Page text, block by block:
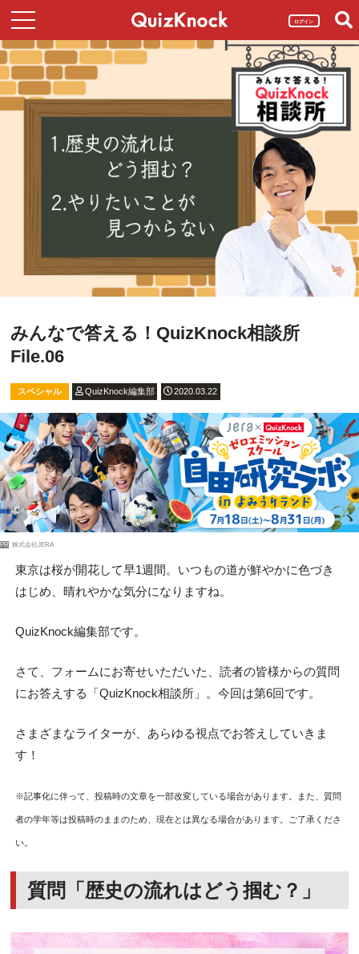
ログイン
みんなで答える！QuizKnock相談所
File.06
スペシャル QuizKnock編集部 2020.03.22
PR 株式会社JERA
東京は桜が開花して早1週間。いつもの道が鮮やかに色づき
はじめ、晴れやかな気分になりますね。
QuizKnock編集部です。
さて、フォームにお寄せいただいた、読者の皆様からの質問
にお答えする「QuizKnock相談所」。今回は第6回です。
さまざまなライターが、あらゆる視点でお答えしていきま
す！
※記事化に伴って、投稿時の文章を一部改変している場合があります。また、質問
者の学年等は投稿時のままのため、現在とは異なる場合があります。ご了承くださ
い。
質問「歴史の流れはどう掴む？」